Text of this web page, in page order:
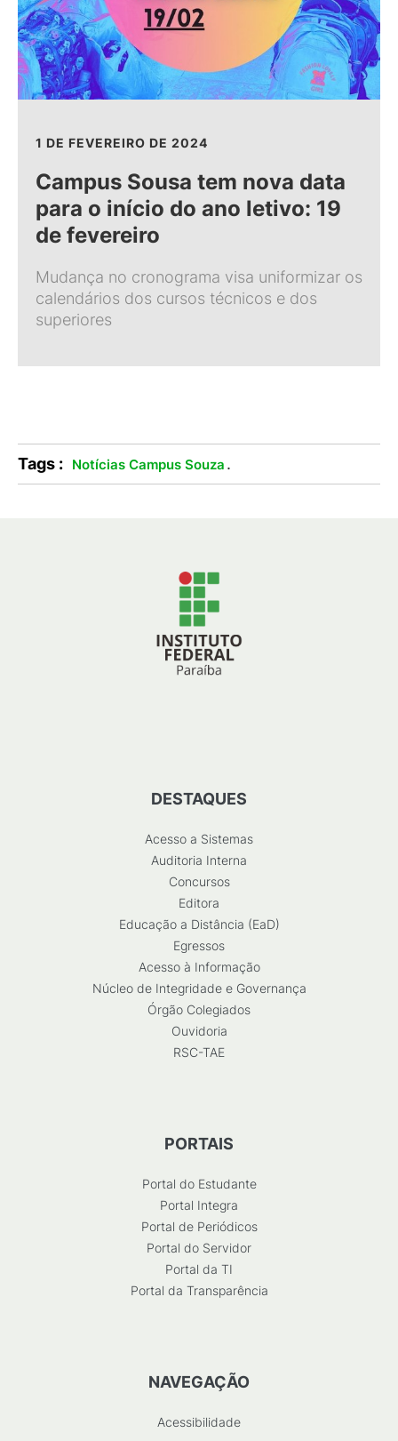
1 DE FEVEREIRO DE 2024
Campus Sousa tem nova data
para o início do ano letivo: 19
de fevereiro
Mudança no cronograma visa uniformizar os
calendários dos cursos técnicos e dos
superiores
Tags : Notícias Campus Souza .
DESTAQUES
Acesso a Sistemas
Auditoria Interna
Concursos
Editora
Educação a Distância (EaD)
Egressos
Acesso à Informação
Núcleo de Integridade e Governança
Órgão Colegiados
Ouvidoria
RSC-TAE
PORTAIS
Portal do Estudante
Portal Integra
Portal de Periódicos
Portal do Servidor
Portal da TI
Portal da Transparência
NAVEGAÇÃO
Acessibilidade